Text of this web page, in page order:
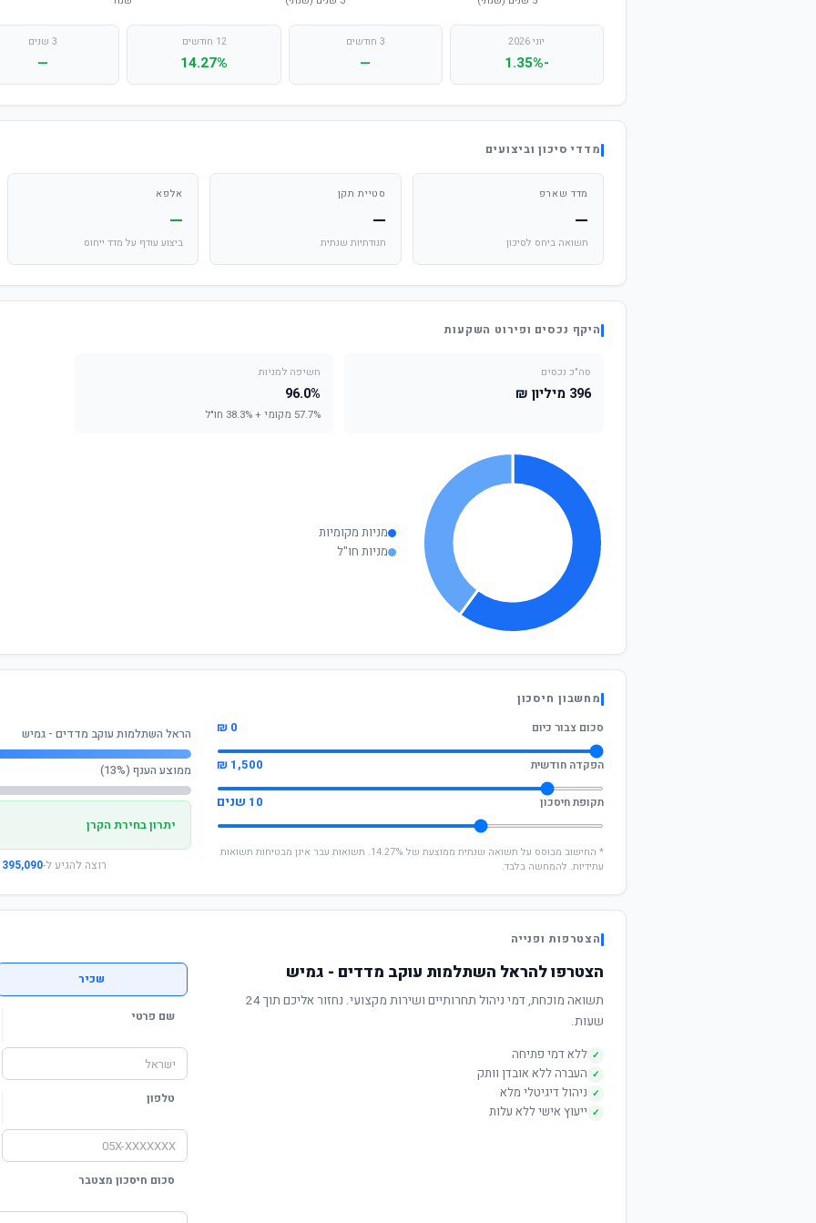
יוני 2026
-1.35%
3 חודשים
—
12 חודשים
14.27%
3 שנים
—
מדדי סיכון וביצועים
מדד שארפ
—
תשואה ביחס לסיכון
סטיית תקן
—
תנודתיות שנתית
אלפא
—
ביצוע עודף על מדד ייחוס
היקף נכסים ופירוט השקעות
סה"כ נכסים
396 מיליון ₪
חשיפה למניות
96.0%
57.7% מקומי + 38.3% חו"ל
מניות מקומיות
מניות חו"ל
מחשבון חיסכון
סכום צבור כיום
0 ₪
הפקדה חודשית 1,500 ₪
תקופת חיסכון 10 שנים
* החישוב מבוסס על תשואה שנתית ממוצעת של 14.27%. תשואות עבר אינן מבטיחות תשואות
עתידיות. להמחשה בלבד.
הראל השתלמות עוקב מדדים - גמיש
ממוצע הענף (13%)
יתרון בחירת הקרן
רוצה להגיע ל-395,090 ₪
הצטרפות ופנייה
הצטרפו להראל השתלמות עוקב מדדים - גמיש
תשואה מוכחת, דמי ניהול תחרותיים ושירות מקצועי. נחזור אליכם תוך 24
שעות.
✓ ללא דמי פתיחה
✓ העברה ללא אובדן וותק
✓ ניהול דיגיטלי מלא
✓ ייעוץ אישי ללא עלות
שכיר
שם פרטי
טלפון
סכום חיסכון מצטבר